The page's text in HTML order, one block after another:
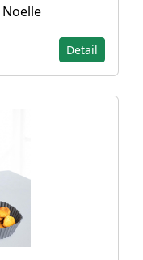
Noelle
Detail